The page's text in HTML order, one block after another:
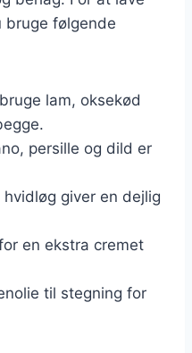
følgende
lam, oksekød
persille og dild er
hvidløg giver en dejlig
en ekstra cremet
til stegning for